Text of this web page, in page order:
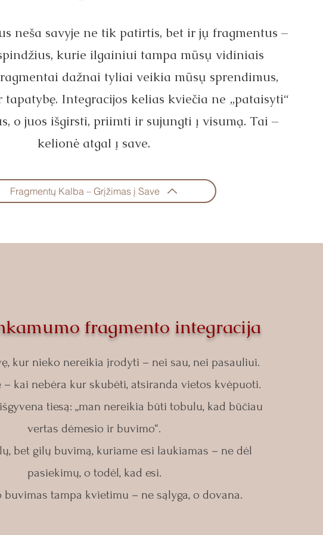
neša savyje ne tik patirtis, bet ir jų fragmentus –
kurie ilgainiui tampa mūsų vidiniais
dažnai tyliai veikia mūsų sprendimus,
Integracijos kelias kviečia ne „pataisyti“
o juos išgirsti, priimti ir sujungti į visumą. Tai –
kelionė atgal į save.
Fragmentų Kalba – Grįžimas į Save
fragmento integracija
kur nieko nereikia įrodyti – nei sau, nei pasauliui.
kai nebėra kur skubėti, atsiranda vietos kvėpuoti.
tiesą: „man nereikia būti tobulu, kad būčiau
vertas dėmesio ir buvimo“.
bet gilų buvimą, kuriame esi laukiamas – ne dėl
pasiekimų, o todėl, kad esi.
tampa kvietimu – ne sąlyga, o dovana.